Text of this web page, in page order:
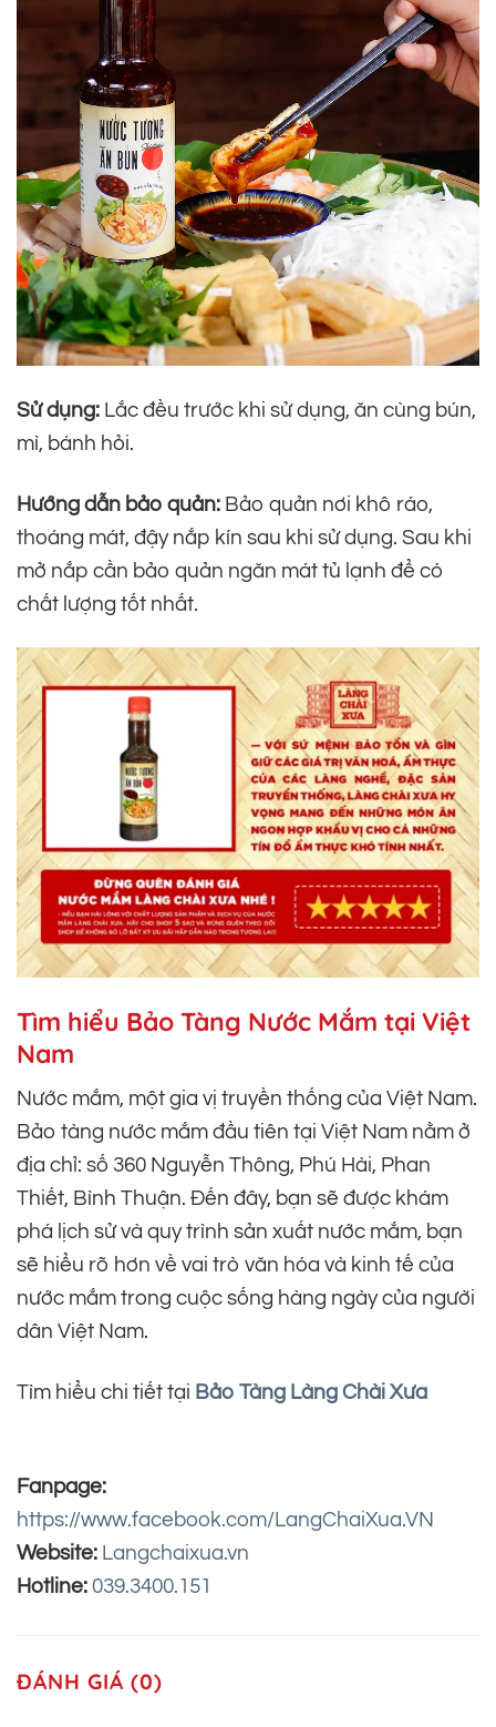
Sử dụng: Lắc đều trước khi sử dụng, ăn cùng bún,
mì, bánh hỏi.
Hướng dẫn bảo quản: Bảo quản nơi khô ráo,
thoáng mát, đậy nắp kín sau khi sử dụng. Sau khi
mở nắp cần bảo quản ngăn mát tủ lạnh để có
chất lượng tốt nhất.
Tìm hiểu Bảo Tàng Nước Mắm tại Việt
Nam
Nước mắm, một gia vị truyền thống của Việt Nam.
Bảo tàng nước mắm đầu tiên tại Việt Nam nằm ở
địa chỉ: số 360 Nguyễn Thông, Phú Hài, Phan
Thiết, Bình Thuận. Đến đây, bạn sẽ được khám
phá lịch sử và quy trình sản xuất nước mắm, bạn
sẽ hiểu rõ hơn về vai trò văn hóa và kinh tế của
nước mắm trong cuộc sống hàng ngày của người
dân Việt Nam.
Tìm hiểu chi tiết tại Bảo Tàng Làng Chài Xưa
Fanpage:
https://www.facebook.com/LangChaiXua.VN
Website: Langchaixua.vn
Hotline: 039.3400.151
ĐÁNH GIÁ (0)